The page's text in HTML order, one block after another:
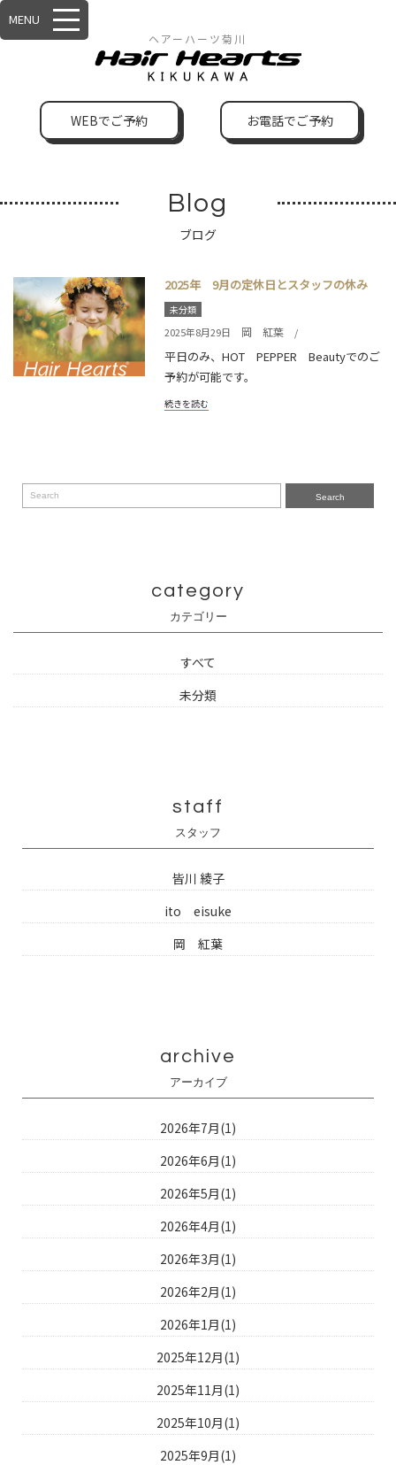
ヘアーハーツ菊川
WEBでご予約 お電話でご予約
MENU
Blog
ブログ
2025年 9月の定休日とスタッフの休み
未分類
2025年8月29日 岡 紅葉 /
平日のみ、HOT PEPPER Beautyでのご
予約が可能です。
続きを読む
Search
category
カテゴリー
すべて
未分類
staff
スタッフ
皆川 綾子
ito eisuke
岡 紅葉
archive
アーカイブ
2026年7月(1)
2026年6月(1)
2026年5月(1)
2026年4月(1)
2026年3月(1)
2026年2月(1)
2026年1月(1)
2025年12月(1)
2025年11月(1)
2025年10月(1)
2025年9月(1)